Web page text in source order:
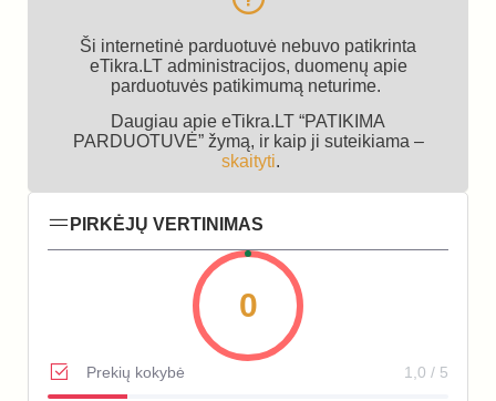
Ši internetinė parduotuvė nebuvo patikrinta
eTikra.LT administracijos, duomenų apie
parduotuvės patikimumą neturime.
Daugiau apie eTikra.LT “PATIKIMA
PARDUOTUVĖ” žymą, ir kaip ji suteikiama –
skaityti.
PIRKĖJŲ VERTINIMAS
0
Prekių kokybė 1,0 / 5